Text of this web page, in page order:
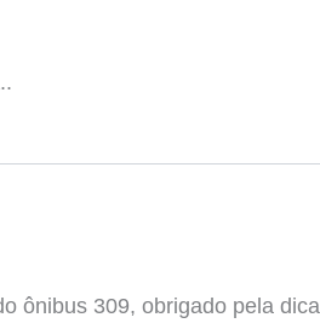
ônibus 309, obrigado pela